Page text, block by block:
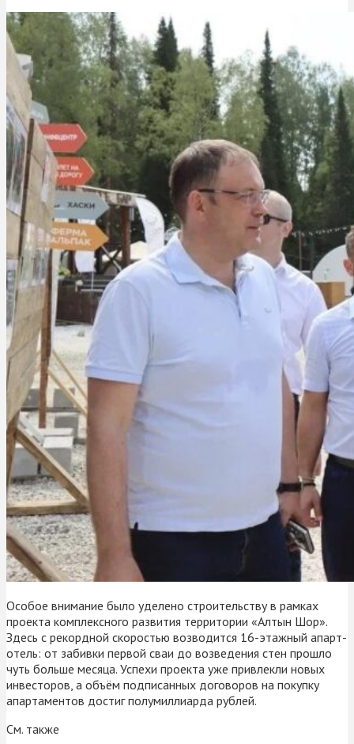
Особое внимание было уделено строительству в рамках
проекта комплексного развития территории «Алтын Шор».
Здесь с рекордной скоростью возводится 16-этажный апарт-
отель: от забивки первой сваи до возведения стен прошло
чуть больше месяца. Успехи проекта уже привлекли новых
инвесторов, а объём подписанных договоров на покупку
апартаментов достиг полумиллиарда рублей.
См. также